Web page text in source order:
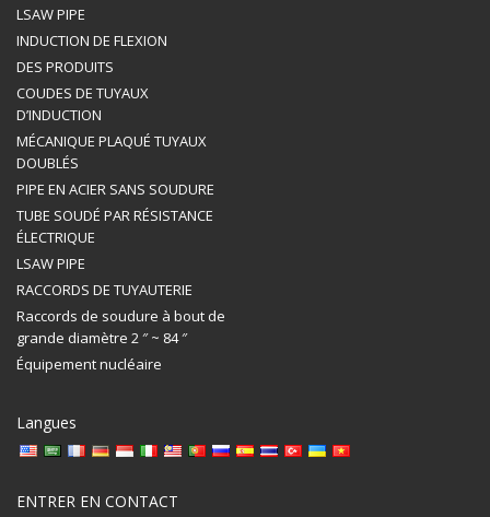
LSAW PIPE
INDUCTION DE FLEXION
DES PRODUITS
COUDES DE TUYAUX
D’INDUCTION
MÉCANIQUE PLAQUÉ TUYAUX
DOUBLÉS
PIPE EN ACIER SANS SOUDURE
TUBE SOUDÉ PAR RÉSISTANCE
ÉLECTRIQUE
LSAW PIPE
RACCORDS DE TUYAUTERIE
Raccords de soudure à bout de
grande diamètre 2 ″ ~ 84 ″
Équipement nucléaire
Langues
ENTRER EN CONTACT